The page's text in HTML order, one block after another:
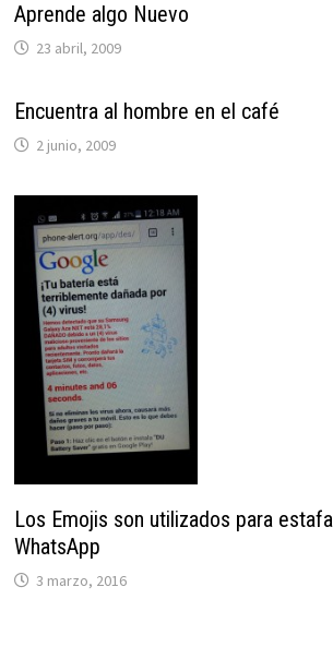
Aprende algo Nuevo
23 abril, 2009
Encuentra al hombre en el café
2 junio, 2009
Los Emojis son utilizados para
WhatsApp
3 marzo, 2016